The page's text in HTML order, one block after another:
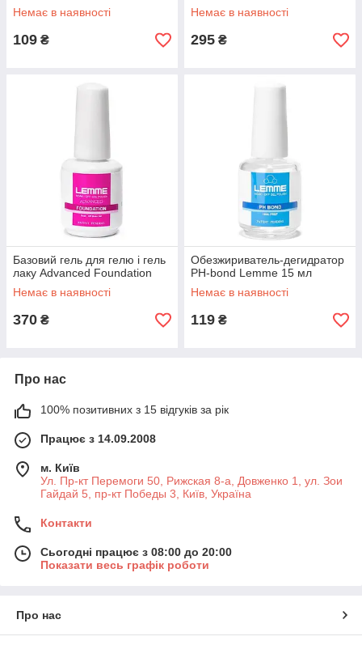
Немає в наявності
109 ₴
Немає в наявності
295 ₴
Базовий гель для гелю і гель
лаку Advanced Foundation
Немає в наявності
370 ₴
Обезжириватель-дегидратор
PH-bond Lemme 15 мл
Немає в наявності
119 ₴
Про нас
100% позитивних з 15 відгуків за рік
Працює з 14.09.2008
м. Київ
Ул. Пр-кт Перемоги 50, Рижская 8-а, Довженко 1, ул. Зои
Гайдай 5, пр-кт Победы 3, Київ, Україна
Контакти
Сьогодні працює з 08:00 до 20:00
Показати весь графік роботи
Про нас